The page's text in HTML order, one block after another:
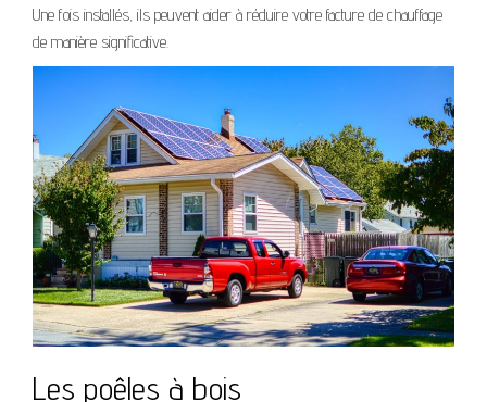
Une fois installés, ils peuvent aider à réduire votre facture de chauffage
de manière significative.
Les poêles à bois